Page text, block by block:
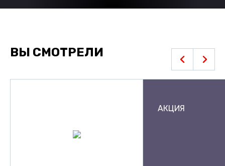
ВЫ СМОТРЕЛИ
АКЦИЯ